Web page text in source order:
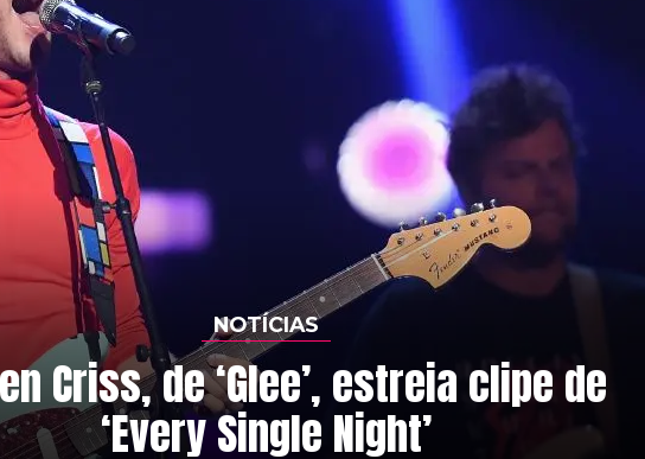
NOTÍCIAS
Criss, de ‘Glee’, estreia clipe de
‘Every Single Night’